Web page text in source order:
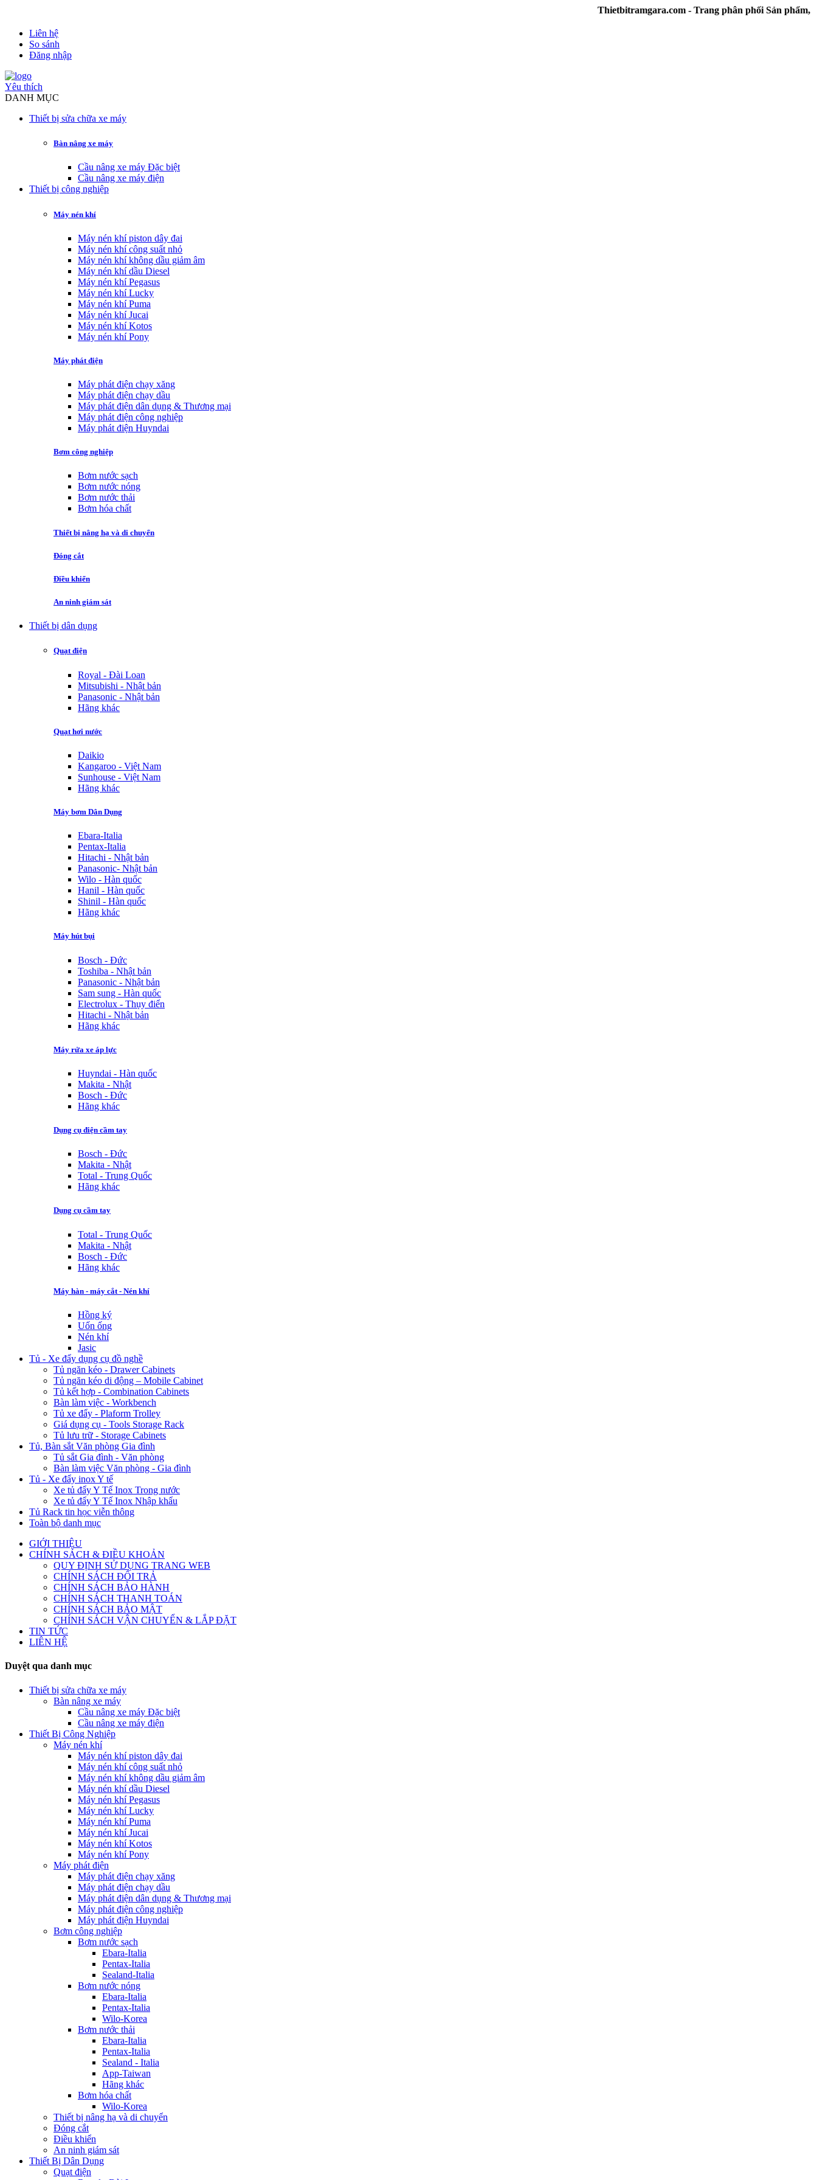
Thietbitramgara.com - Trang phân phối Sản phẩm, Thiết
Liên hệ
So sánh
Đăng nhập
Yêu thích
DANH MỤC
Thiết bị sửa chữa xe máy
Bàn nâng xe máy
Cầu nâng xe máy Đặc biệt
Cầu nâng xe máy điện
Thiết bị công nghiệp
Máy nén khí
Máy nén khí piston dây đai
Máy nén khí công suất nhỏ
Máy nén khí không dầu giảm âm
Máy nén khí dầu Diesel
Máy nén khí Pegasus
Máy nén khí Lucky
Máy nén khí Puma
Máy nén khí Jucai
Máy nén khí Kotos
Máy nén khí Pony
Máy phát điện
Máy phát điện chạy xăng
Máy phát điện chạy dầu
Máy phát điện dân dụng & Thương mại
Máy phát điện công nghiệp
Máy phát điện Huyndai
Bơm công nghiệp
Bơm nước sạch
Bơm nước nóng
Bơm nước thải
Bơm hóa chất
Thiết bị nâng hạ và di chuyển
Đóng cắt
Điều khiển
An ninh giám sát
Thiết bị dân dụng
Quạt điện
Royal - Đài Loan
Mitsubishi - Nhật bản
Panasonic - Nhật bản
Hãng khác
Quạt hơi nước
Daikio
Kangaroo - Việt Nam
Sunhouse - Việt Nam
Hãng khác
Máy bơm Dân Dụng
Ebara-Italia
Pentax-Italia
Hitachi - Nhật bản
Panasonic- Nhật bản
Wilo - Hàn quốc
Hanil - Hàn quốc
Shinil - Hàn quốc
Hãng khác
Máy hút bụi
Bosch - Đức
Toshiba - Nhật bản
Panasonic - Nhật bản
Sam sung - Hàn quốc
Electrolux - Thụy điển
Hitachi - Nhật bản
Hãng khác
Máy rửa xe áp lực
Huyndai - Hàn quốc
Makita - Nhật
Bosch - Đức
Hãng khác
Dụng cụ điện cầm tay
Bosch - Đức
Makita - Nhật
Total - Trung Quốc
Hãng khác
Dụng cụ cầm tay
Total - Trung Quốc
Makita - Nhật
Bosch - Đức
Hãng khác
Máy hàn - máy cắt - Nén khí
Hồng ký
Uốn ống
Nén khí
Jasic
Tủ - Xe đẩy dụng cụ đồ nghề
Tủ ngăn kéo - Drawer Cabinets
Tủ ngăn kéo di động – Mobile Cabinet
Tủ kết hợp - Combination Cabinets
Bàn làm việc - Workbench
Tủ xe đẩy - Plaform Trolley
Giá dụng cụ - Tools Storage Rack
Tủ lưu trữ - Storage Cabinets
Tủ, Bàn sắt Văn phòng Gia đình
Tủ sắt Gia đình - Văn phòng
Bàn làm việc Văn phòng - Gia đình
Tủ - Xe đẩy inox Y tế
Xe tủ đẩy Y Tế Inox Trong nước
Xe tủ đẩy Y Tế Inox Nhập khẩu
Tủ Rack tin học viễn thông
Toàn bộ danh mục
GIỚI THIỆU
CHÍNH SÁCH & ĐIỀU KHOẢN
QUY ĐỊNH SỬ DỤNG TRANG WEB
CHÍNH SÁCH ĐỔI TRẢ
CHÍNH SÁCH BẢO HÀNH
CHÍNH SÁCH THANH TOÁN
CHÍNH SÁCH BẢO MẬT
CHÍNH SÁCH VẬN CHUYỂN & LẮP ĐẶT
TIN TỨC
LIÊN HỆ
Duyệt qua danh mục
Thiết bị sửa chữa xe máy
Bàn nâng xe máy
Cầu nâng xe máy Đặc biệt
Cầu nâng xe máy điện
Thiết Bị Công Nghiệp
Máy nén khí
Máy nén khí piston dây đai
Máy nén khí công suất nhỏ
Máy nén khí không dầu giảm âm
Máy nén khí dầu Diesel
Máy nén khí Pegasus
Máy nén khí Lucky
Máy nén khí Puma
Máy nén khí Jucai
Máy nén khí Kotos
Máy nén khí Pony
Máy phát điện
Máy phát điện chạy xăng
Máy phát điện chạy dầu
Máy phát điện dân dụng & Thương mại
Máy phát điện công nghiệp
Máy phát điện Huyndai
Bơm công nghiệp
Bơm nước sạch
Ebara-Italia
Pentax-Italia
Sealand-Italia
Bơm nước nóng
Ebara-Italia
Pentax-Italia
Wilo-Korea
Bơm nước thải
Ebara-Italia
Pentax-Italia
Sealand - Italia
App-Taiwan
Hãng khác
Bơm hóa chất
Wilo-Korea
Thiết bị nâng hạ và di chuyển
Đóng cắt
Điều khiển
An ninh giám sát
Thiết Bị Dân Dụng
Quạt điện